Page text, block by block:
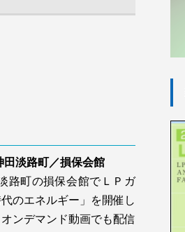
り組んでいく」と強
会を展開した。カフェ
メール（ＤＭ）と自
チャルショールーム
コン、空気清浄機や空
提案した。３年目とな
大輔支部長）は５日、
小学校で火育活動を行
淡路町／損保会館
路町の損保会館でＬＰガ
のエネルギー」を開催し
ンデマンド動画でも配信